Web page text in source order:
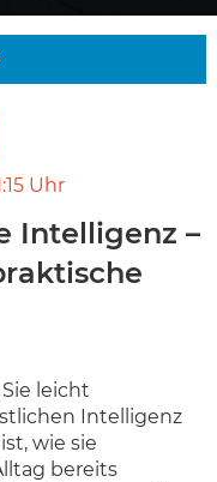
Uhr
Intelligenz –
leicht
Intelligenz
wie sie
bereits